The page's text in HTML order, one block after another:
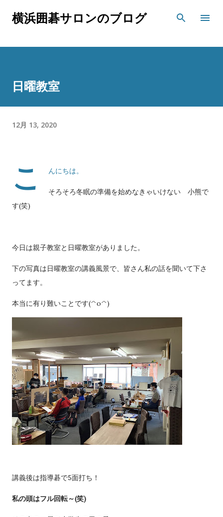
スキップしてメイン コンテンツに移動
横浜囲碁サロンのブログ
日曜教室
12月 13, 2020
こ んにちは。
そろそろ冬眠の準備を始めなきゃいけない 小熊で
す(笑)
今日は親子教室と日曜教室がありました。
下の写真は日曜教室の講義風景で、皆さん私の話を聞いて下さ
ってます。
本当に有り難いことです(^o^)
講義後は指導碁で5面打ち！
私の頭はフル回転～(笑)